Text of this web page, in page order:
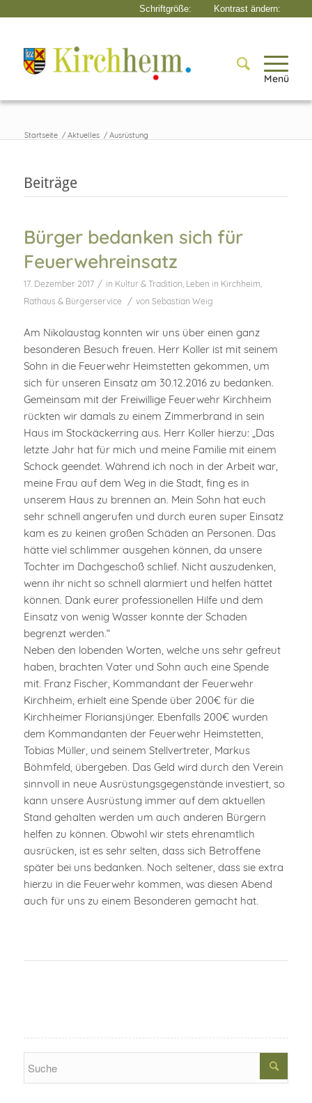
Menü
Startseite / Aktuelles / Ausrüstung
Beiträge
Bürger bedanken sich für
Feuerwehreinsatz
17. Dezember 2017 / in Kultur & Tradition, Leben in Kirchheim,
Rathaus & Bürgerservice
/ von Sebastian Weig
Am Nikolaustag konnten wir uns über einen ganz
besonderen Besuch freuen. Herr Koller ist mit seinem
Sohn in die Feuerwehr Heimstetten gekommen, um
sich für unseren Einsatz am 30.12.2016 zu bedanken.
Gemeinsam mit der Freiwillige Feuerwehr Kirchheim
rückten wir damals zu einem Zimmerbrand in sein
Haus im Stockäckerring aus. Herr Koller hierzu: „Das
letzte Jahr hat für mich und meine Familie mit einem
Schock geendet. Während ich noch in der Arbeit war,
meine Frau auf dem Weg in die Stadt, fing es in
unserem Haus zu brennen an. Mein Sohn hat euch
sehr schnell angerufen und durch euren super Einsatz
kam es zu keinen großen Schäden an Personen. Das
hätte viel schlimmer ausgehen können, da unsere
Tochter im Dachgeschoß schlief. Nicht auszudenken,
wenn ihr nicht so schnell alarmiert und helfen hättet
können. Dank eurer professionellen Hilfe und dem
Einsatz von wenig Wasser konnte der Schaden
begrenzt werden.“
Neben den lobenden Worten, welche uns sehr gefreut
haben, brachten Vater und Sohn auch eine Spende
mit. Franz Fischer, Kommandant der Feuerwehr
Kirchheim, erhielt eine Spende über 200€ für die
Kirchheimer Floriansjünger. Ebenfalls 200€ wurden
dem Kommandanten der Feuerwehr Heimstetten,
Tobias Müller, und seinem Stellvertreter, Markus
Böhmfeld, übergeben. Das Geld wird durch den Verein
sinnvoll in neue Ausrüstungsgegenstände investiert, so
kann unsere Ausrüstung immer auf dem aktuellen
Stand gehalten werden um auch anderen Bürgern
helfen zu können. Obwohl wir stets ehrenamtlich
ausrücken, ist es sehr selten, dass sich Betroffene
später bei uns bedanken. Noch seltener, dass sie extra
hierzu in die Feuerwehr kommen, was diesen Abend
auch für uns zu einem Besonderen gemacht hat.